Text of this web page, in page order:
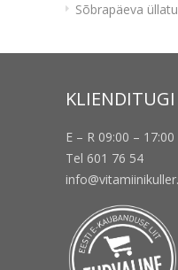
Sõbrapäeva
KLIENDITUGI
E – R 09:00 – 17:00
Tel 601 76 54